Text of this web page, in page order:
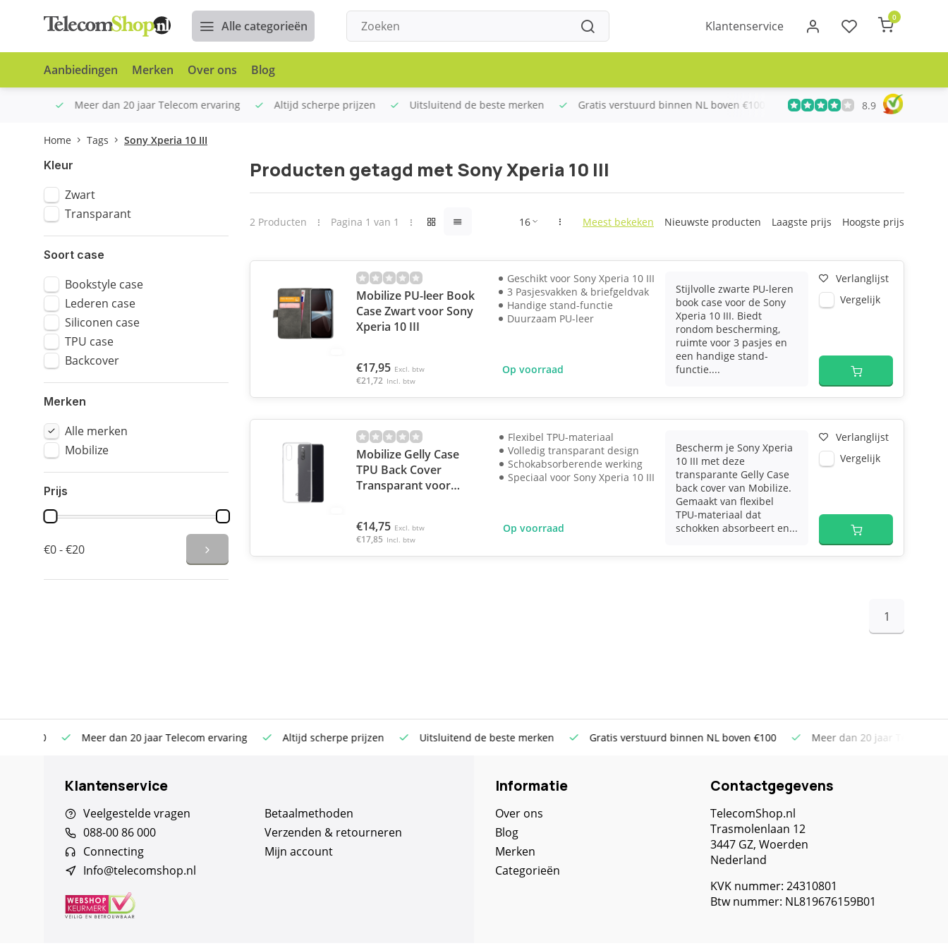
Alle categorieën Klantenservice
0
Aanbiedingen Merken Over ons Blog
Meer dan 20 jaar Telecom ervaring Altijd scherpe prijzen Uitsluitend de beste merken Gratis verstuurd binnen NL boven €100 Meer dan 20 jaar Telecom
8.9
Home Tags Sony Xperia 10 III
Kleur
Zwart
Transparant
Soort case
Bookstyle case
Lederen case
Siliconen case
TPU case
Backcover
Merken
Alle merken
Mobilize
Prijs
€0 - €20
Producten getagd met Sony Xperia 10 III
2 Producten Pagina 1 van 1 Meest bekeken Nieuwste producten Laagste prijs Hoogste prijs
Mobilize PU-leer Book
Case Zwart voor Sony
Xperia 10 III
€17,95 Excl. btw
€21,72 Incl. btw
Geschikt voor Sony Xperia 10 III
3 Pasjesvakken & briefgeldvak
Handige stand-functie
Duurzaam PU-leer
Op voorraad
Stijlvolle zwarte PU-leren
book case voor de Sony
Xperia 10 III. Biedt
rondom bescherming,
ruimte voor 3 pasjes en
een handige stand-
functie....
Verlanglijst
Vergelijk
Mobilize Gelly Case
TPU Back Cover
Transparant voor
€14,75 Excl. btw
€17,85 Incl. btw
Flexibel TPU-materiaal
Volledig transparant design
Schokabsorberende werking
Speciaal voor Sony Xperia 10 III
Op voorraad
Bescherm je Sony Xperia
10 III met deze
transparante Gelly Case
back cover van Mobilize.
Gemaakt van flexibel
TPU-materiaal dat
schokken absorbeert en...
Verlanglijst
Vergelijk
1
Meer dan 20 jaar Telecom ervaring Altijd scherpe prijzen Uitsluitend de beste merken Gratis verstuurd binnen NL boven €100 Meer dan 20 jaar Telecom
Klantenservice
Veelgestelde vragen
088-00 86 000
Connecting
Info@telecomshop.nl
Betaalmethoden
Verzenden & retourneren
Mijn account
Informatie
Over ons
Blog
Merken
Categorieën
Contactgegevens
TelecomShop.nl
Trasmolenlaan 12
3447 GZ, Woerden
Nederland
KVK nummer: 24310801
Btw nummer: NL819676159B01